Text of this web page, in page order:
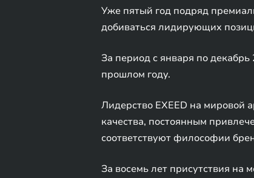
Уже пятый год подряд
добиваться лидирующих
За период с января по
прошлом году.
Лидерство EXEED на мировой
качества, постоянным
соответствуют философии
За восемь лет присутствия